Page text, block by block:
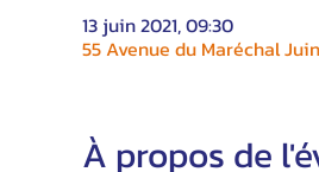
13 juin 2021, 09:30
55 Avenue du Maréchal
À propos de